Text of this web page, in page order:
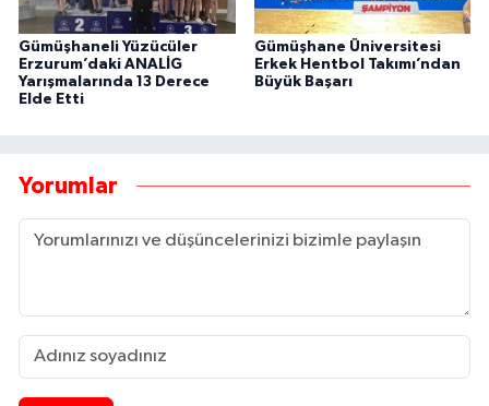
Gümüşhaneli Yüzücüler
Erzurum’daki ANALİG
Yarışmalarında 13 Derece
Elde Etti
Gümüşhane Üniversitesi
Erkek Hentbol Takımı’ndan
Büyük Başarı
Yorumlar